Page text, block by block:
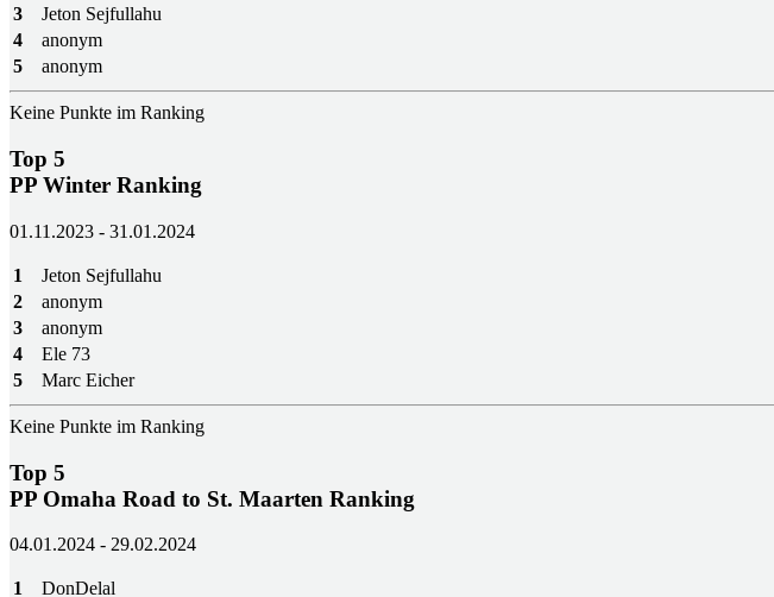
3
Jeton Sejfullahu
4
anonym
5
anonym
Keine Punkte im Ranking
Top 5
PP Winter Ranking
01.11.2023 - 31.01.2024
1 Jeton Sejfullahu
2
anonym
3
anonym
4
Ele 73
5
Marc Eicher
Keine Punkte im Ranking
Top 5
PP Omaha Road to St. Maarten Ranking
04.01.2024 - 29.02.2024
1 DonDelal